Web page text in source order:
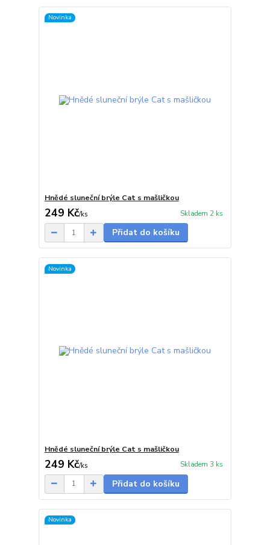
Novinka
Hnědé sluneční brýle Cat s mašličkou
249 Kč/ks Skladem 2 ks
Přidat do košíku
Novinka
Hnědé sluneční brýle Cat s mašličkou
249 Kč/ks Skladem 3 ks
Přidat do košíku
Novinka